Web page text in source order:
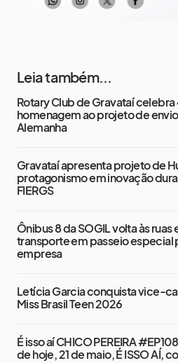
Leia também...
Rotary Club de Gravataí celebra
homenagem ao projeto de
Alemanha
Gravataí apresenta projeto de
protagonismo em inovação
FIERGS
Ônibus 8 da SOGIL volta às
transporte em passeio especial
empresa
Letícia Garcia conquista vice-
Miss Brasil Teen 2026
É isso aí CHICO PEREIRA
de hoje, 21 de maio, É ISSO AÍ,